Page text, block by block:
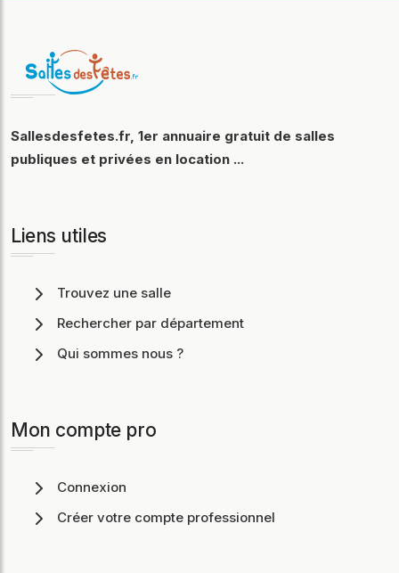
Sallesdesfetes.fr, 1er annuaire gratuit de salles
publiques et privées en location ...
Liens utiles
Trouvez une salle
Rechercher par département
Qui sommes nous ?
Mon compte pro
Connexion
Créer votre compte professionnel